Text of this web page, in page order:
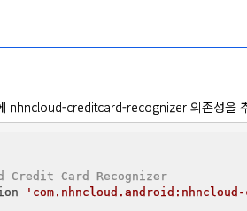
nhncloud-creditcard-recognizer 의존성을
Credit Card Recognizer